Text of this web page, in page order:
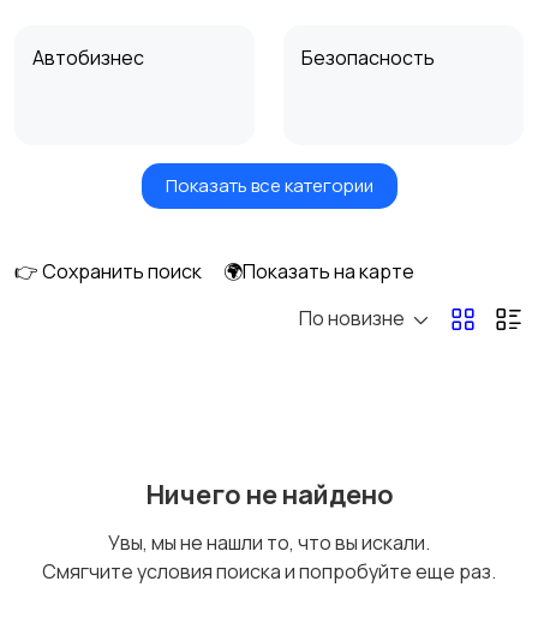
Автобизнес Безопасность
Бытовые услуги и
Высший менеджмент
Добыча сырья,
Показать все категории
👉 Сохранить поиск
🌍Показать на карте
По новизне
Ничего не найдено
Увы, мы не нашли то, что вы искали.
Смягчите условия поиска и попробуйте еще раз.